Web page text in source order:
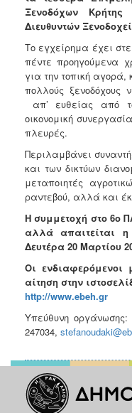
ΑΝΘΕΚΤΙΚΗ
Ξενοδόχων
Διευθυντών
Το εγχείρημα έχει
πέντε προηγούμενα
για την τοπική αγορά,
πολλούς ξενοδόχους
απ’ ευθείας από
οικονομική
πλευρές.
Περιλαμβάνει
και των δικτύων
μεταποιητές
ραντεβού, αλλά και
Η συμμετοχή στο 6ο
αλλά απαιτείται
Δευτέρα 20 Μαρτίου
Οι
αίτηση στην
http://www.ebeh.gr
Υπεύθυνη
247034,